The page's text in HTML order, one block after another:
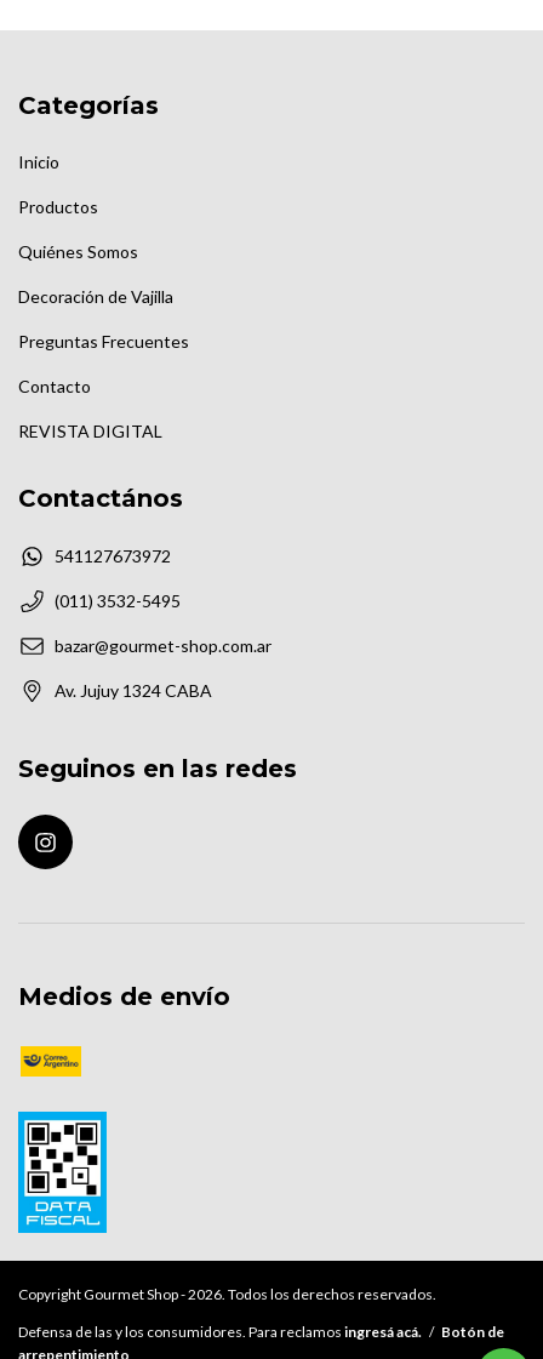
Categorías
Inicio
Productos
Quiénes Somos
Decoración de Vajilla
Preguntas Frecuentes
Contacto
REVISTA DIGITAL
Contactános
541127673972
(011) 3532-5495
bazar@gourmet-shop.com.ar
Av. Jujuy 1324 CABA
Seguinos en las redes
Medios de envío
Copyright Gourmet Shop - 2026. Todos los derechos reservados.
Defensa de las y los consumidores. Para reclamos ingresá acá. / Botón de
arrepentimiento